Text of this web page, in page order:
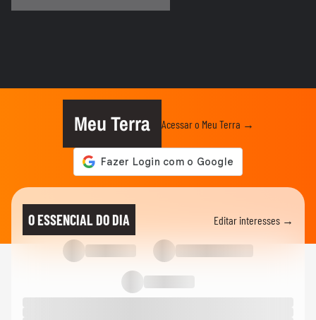
Corredora diz que tomou rasteira de dois
homens em parque de São...
Motorista de ônibus é retirado à força de
veículo por policiais...
Sessão da Câmara é interrompida após
briga entre vereadores no...
Meu Terra Acessar o Meu Terra →
O ESSENCIAL DO DIA Editar interesses →